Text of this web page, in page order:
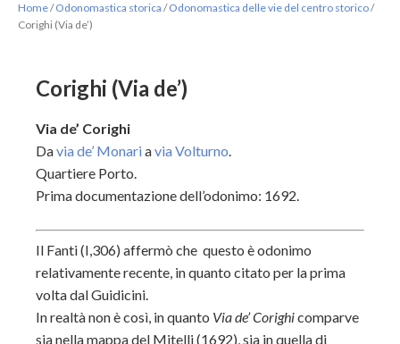
Home/ Odonomastica storica / Odonomastica delle vie del centro storico/
Corighi (Via de’)
Corighi (Via de’)
Via de’ Corighi
Davia de’ Monariavia Volturno.
Quartiere Porto.
Prima documentazione dell’odonimo: 1692.
Il Fanti (I,306) affermò che questo è odonimo
relativamente recente, in quanto citato per la prima
volta dal Guidicini.
In realtà non è così, in quanto Via de’ Corighicomparve
sia nella mappa del Mitelli (1692), sia in quella di